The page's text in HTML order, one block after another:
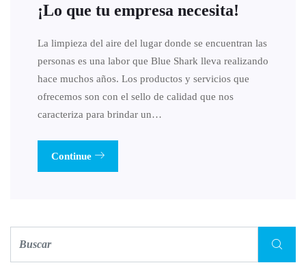
¡Lo que tu empresa necesita!
La limpieza del aire del lugar donde se encuentran las
personas es una labor que Blue Shark lleva realizando
hace muchos años. Los productos y servicios que
ofrecemos son con el sello de calidad que nos
caracteriza para brindar un…
Continue